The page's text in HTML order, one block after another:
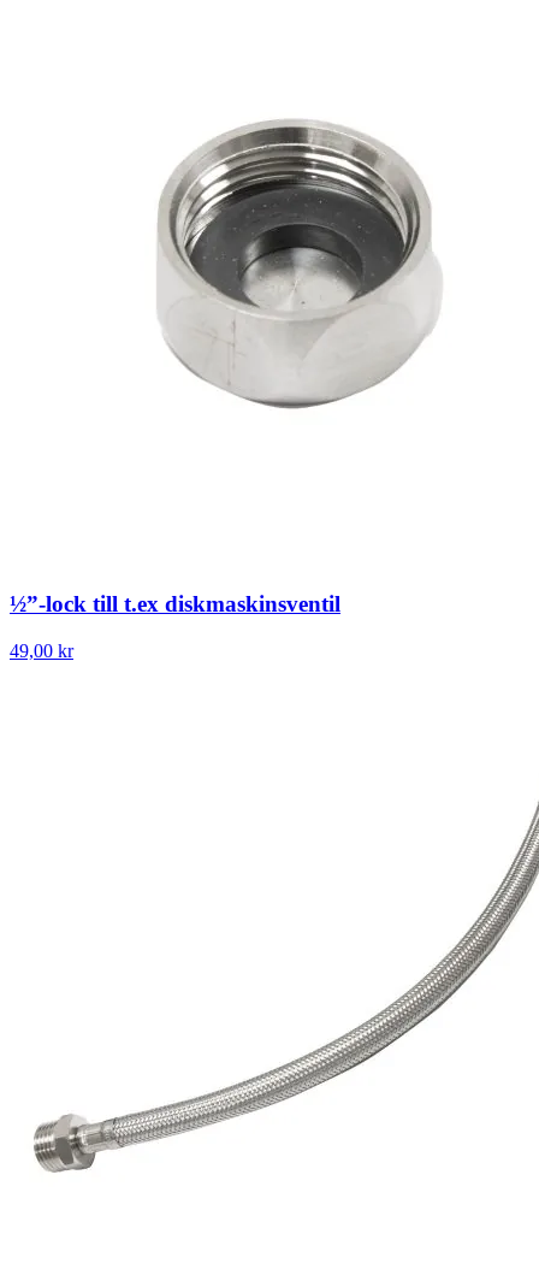
½”-lock till t.ex diskmaskinsventil
49,00 kr